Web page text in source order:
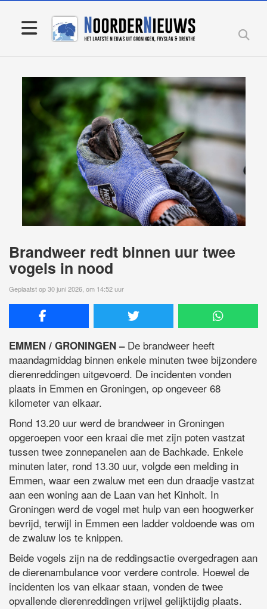
Brandweer redt binnen uur twee
vogels in nood
Geplaatst op 30 juni 2026, om 14:52 uur
EMMEN / GRONINGEN – De brandweer heeft
maandagmiddag binnen enkele minuten twee bijzondere
dierenreddingen uitgevoerd. De incidenten vonden
plaats in Emmen en Groningen, op ongeveer 68
kilometer van elkaar.
Rond 13.20 uur werd de brandweer in Groningen
opgeroepen voor een kraai die met zijn poten vastzat
tussen twee zonnepanelen aan de Bachkade. Enkele
minuten later, rond 13.30 uur, volgde een melding in
Emmen, waar een zwaluw met een dun draadje vastzat
aan een woning aan de Laan van het Kinholt. In
Groningen werd de vogel met hulp van een hoogwerker
bevrijd, terwijl in Emmen een ladder voldoende was om
de zwaluw los te knippen.
Beide vogels zijn na de reddingsactie overgedragen aan
de dierenambulance voor verdere controle. Hoewel de
incidenten los van elkaar staan, vonden de twee
opvallende dierenreddingen vrijwel gelijktijdig plaats.